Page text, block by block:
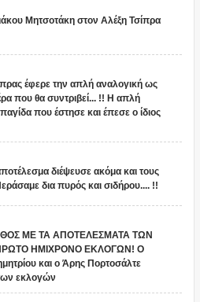
Μητσοτάκη στον Αλέξη Τσίπρα
έφερε την απλή αναλογική ως
που θα συντριβεί... !! Η απλή
που έστησε και έπεσε ο ίδιος
διέψευσε ακόμα και τους
δια πυρός και σιδήρου.... !!
ΜΕ ΤΑ ΑΠΟΤΕΛΕΣΜΑΤΑ ΤΩΝ
ΗΜΙΧΡΟΝΟ ΕΚΛΟΓΩΝ! Ο
και ο Άρης Πορτοσάλτε
εκλογών